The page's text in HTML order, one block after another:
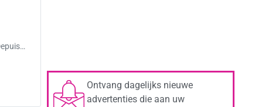
Ontvang dagelijks nieuwe
advertenties die aan uw